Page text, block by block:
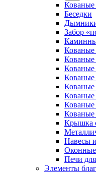
Кованые
Беседки
Забор
Кованые
Кованые
Кованые
Кованые
Кованые
Кованые
Крышка
Навесы
Печи
Элементы